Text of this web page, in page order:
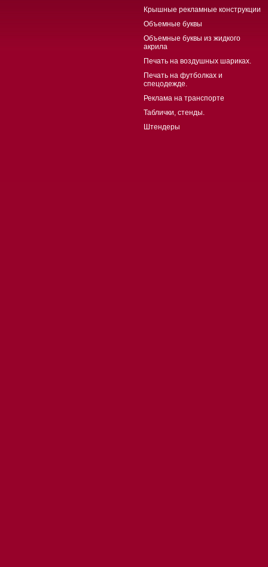
Крышные рекламные конструкции
Объемные буквы
Объемные буквы из жидкого
акрила
Печать на воздушных шариках.
Печать на футболках и
спецодежде.
Реклама на транспорте
Таблички, стенды.
Штендеры